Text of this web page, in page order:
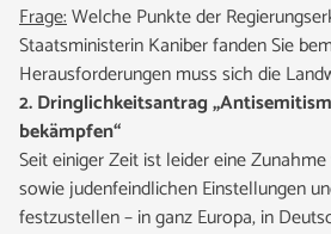
Frage:Welche Punkte der
Staatsministerin Kaniber fanden Sie
Herausforderungen muss sich die
2. Dringlichkeitsantrag
bekämpfen“
Seit einiger Zeit ist leider eine
sowie judenfeindlichen Einstellungen
festzustellen – in ganz Europa, in